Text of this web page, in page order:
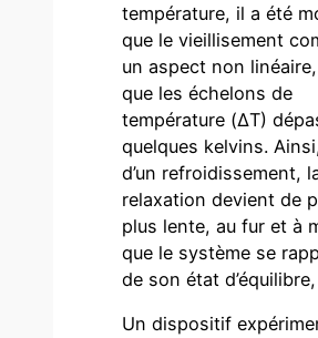
température, il a été
que le vieillisement
un aspect non
que les échelons de
température (ΔT)
quelques kelvins.
d’un refroidissement,
relaxation devient de
plus lente, au fur et à
que le système se
de son état d’équilibre,
Un dispositif